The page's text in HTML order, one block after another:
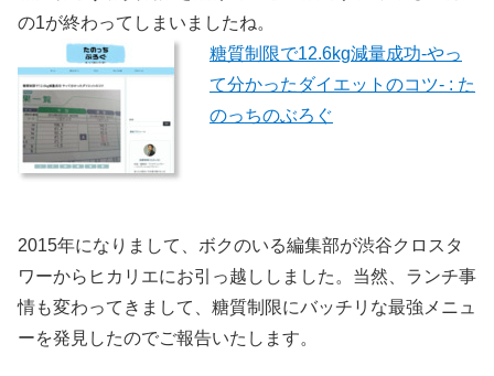
の1が終わってしまいましたね。
糖質制限で12.6kg減量成功-やっ
て分かったダイエットのコツ- : た
のっちのぶろぐ
2015年になりまして、ボクのいる編集部が渋谷クロスタ
ワーからヒカリエにお引っ越ししました。当然、ランチ事
情も変わってきまして、糖質制限にバッチリな最強メニュ
ーを発見したのでご報告いたします。